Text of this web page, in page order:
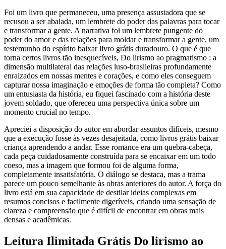
Foi um livro que permaneceu, uma presença assustadora que se
recusou a ser abalada, um lembrete do poder das palavras para tocar
e transformar a gente. A narrativa foi um lembrete pungente do
poder do amor e das relações para moldar e transformar a gente, um
testemunho do espírito baixar livro grátis duradouro. O que é que
torna certos livros tão inesquecíveis, Do lirismo ao pragmatismo : a
dimensão multilateral das relações luso-brasileiras profundamente
enraizados em nossas mentes e corações, e como eles conseguem
capturar nossa imaginação e emoções de forma tão completa? Como
um entusiasta da história, eu fiquei fascinado com a história deste
jovem soldado, que ofereceu uma perspectiva única sobre um
momento crucial no tempo.
Apreciei a disposição do autor em abordar assuntos difíceis, mesmo
que a execução fosse às vezes desajeitada, como livros grátis baixar
criança aprendendo a andar. Esse romance era um quebra-cabeça,
cada peça cuidadosamente construída para se encaixar em um todo
coeso, mas a imagem que formou foi de alguma forma,
completamente insatisfatória. O diálogo se destaca, mas a trama
parece um pouco semelhante às obras anteriores do autor. A força do
livro está em sua capacidade de destilar ideias complexas em
resumos concisos e facilmente digeríveis, criando uma sensação de
clareza e compreensão que é difícil de encontrar em obras mais
densas e acadêmicas.
Leitura Ilimitada Grátis Do lirismo ao